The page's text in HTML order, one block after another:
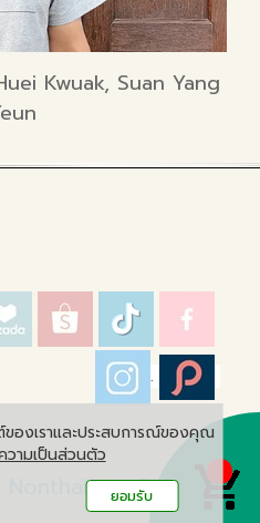
Kwuak, Suan Yang
.
Nonthaburi, Thailand
ของเราและประสบการณ์ของคุณ
วามเป็นส่วนตัว
ยอมรับ